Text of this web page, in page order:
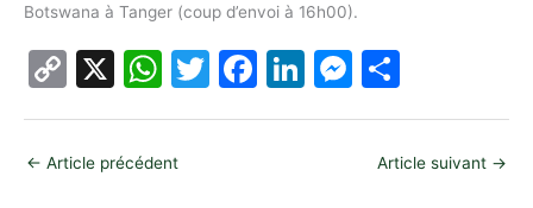
Botswana à Tanger (coup d’envoi à 16h00).
C
o
p
y
X
W
h
at
s
T
w
F
a
Li
n
M
e ar
ta
g
← Article précédent Article suivant →